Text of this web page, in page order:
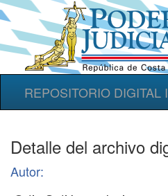
REPOSITORIO DIGITAL
Detalle del archivo
Autor: